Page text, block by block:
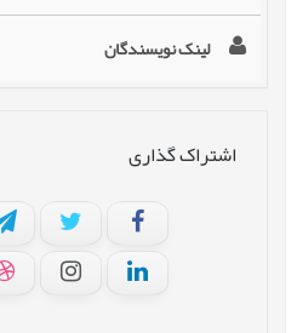
لینک نویسندگان
اشتراک گذاری